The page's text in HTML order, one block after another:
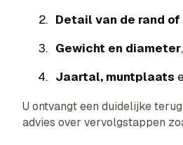
Detail van de rand
Gewicht en diameter
Jaartal, muntplaats
U ontvangt een duidelijke
advies over vervolgstappen